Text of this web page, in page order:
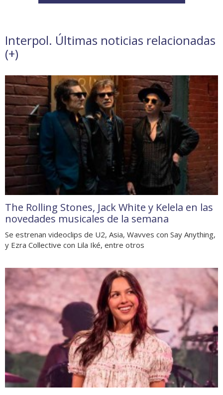
Interpol. Últimas noticias relacionadas
(+)
The Rolling Stones, Jack White y Kelela en las
novedades musicales de la semana
Se estrenan videoclips de U2, Asia, Wavves con Say Anything,
y Ezra Collective con Lila Iké, entre otros